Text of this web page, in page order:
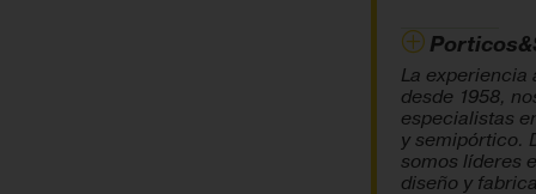
La experiencia
desde 1958,
especialistas
y semipórtico.
somos líderes
diseño y